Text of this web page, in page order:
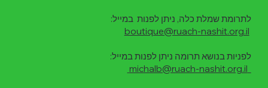
לתרומת שמלת כלה, ניתן לפנות במייל:
boutique@ruach-nashit.org.il
לפניות בנושא תרומה ניתן לפנות במייל: